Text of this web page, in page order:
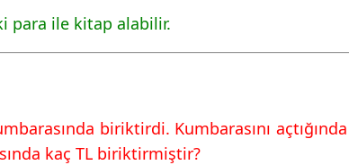
para ile kitap alabilir.
biriktirdi. Kumbarasını
kaç TL biriktirmiştir?